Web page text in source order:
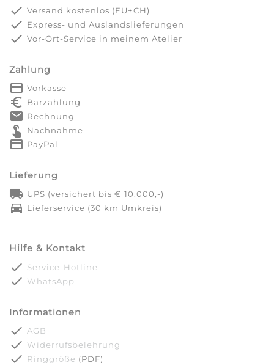
done Versand kostenlos (EU+CH)
done Express- und Auslandslieferungen
done Vor-Ort-Service in meinem Atelier
Zahlung
payment Vorkasse
euro_symbol Barzahlung
markunread Rechnung
touch_app Nachnahme
credit_card PayPal
Lieferung
local_shipping UPS (versichert bis € 10.000,-)
directions_car Lieferservice (30 km Umkreis)
Hilfe & Kontakt
done Service-Hotline
done WhatsApp
Informationen
done AGB
done Widerrufsbelehrung
done Ringgröße (PDF)